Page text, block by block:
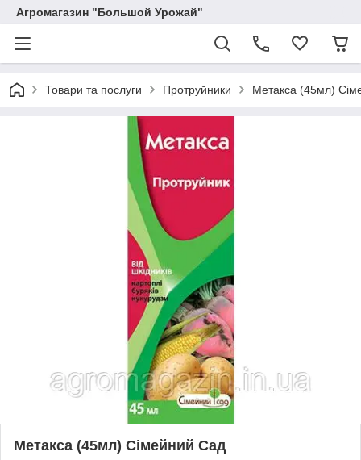
Агромагазин "Большой Урожай"
Товари та послуги Протруйники Метакса (45мл)
Метакса (45мл) Сімейний Сад